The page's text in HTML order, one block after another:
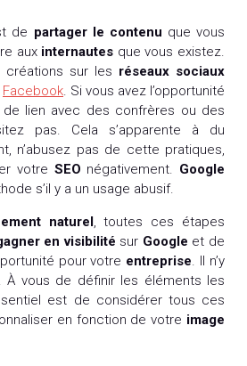
de partager le contenu que vous
aux internautes que vous existez.
créations sur les réseaux sociaux
Facebook . Si vous avez l’opportunité
lien avec des confrères ou des
pas. Cela s’apparente à du
n’abusez pas de cette pratiques,
votre SEO négativement. Google
s’il y a un usage abusif.
naturel, toutes ces étapes
en visibilité sur Google et de
pour votre entreprise . Il n’y
À vous de définir les éléments les
est de considérer tous ces
en fonction de votre image